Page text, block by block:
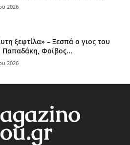
2026
ξεφτίλα» – Ξεσπά ο γιος του
Παπαδάκη, Φοίβος...
2026